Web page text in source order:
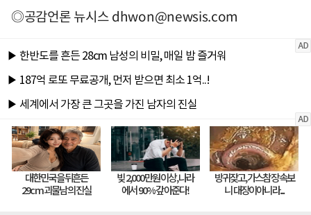
◎공감언론 뉴시스dhwon@newsis.com